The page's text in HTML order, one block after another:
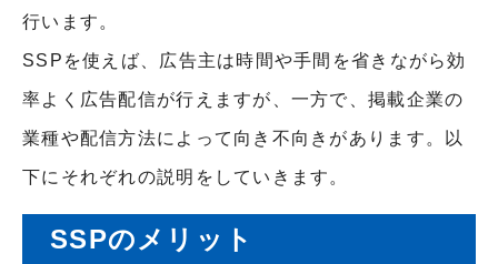
行います。
SSPを使えば、広告主は時間や手間を省きながら効
率よく広告配信が行えますが、一方で、掲載企業の
業種や配信方法によって向き不向きがあります。以
下にそれぞれの説明をしていきます。
SSPのメリット